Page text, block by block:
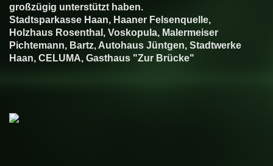
großzügig unterstützt haben.
Stadtsparkasse Haan, Haaner Felsenquelle,
Holzhaus Rosenthal, Voskopula, Malermeiser
Pichtemann, Bartz, Autohaus Jüntgen, Stadtwerke
Haan, CELUMA, Gasthaus "Zur Brücke"